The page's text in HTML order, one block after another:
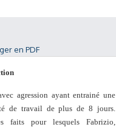
en PDF
agression ayant entrainé une
de travail de plus de 8 jours.
faits pour lesquels Fabrizio,